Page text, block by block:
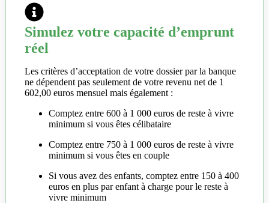
Simulez votre capacité d’emprunt
réel
Les critères d’acceptation de votre dossier par la banque
ne dépendent pas seulement de votre revenu net de 1
602,00 euros mensuel mais également :
Comptez entre 600 à 1 000 euros de reste à vivre
minimum si vous êtes célibataire
Comptez entre 750 à 1 000 euros de reste à vivre
minimum si vous êtes en couple
Si vous avez des enfants, comptez entre 150 à 400
euros en plus par enfant à charge pour le reste à
vivre minimum